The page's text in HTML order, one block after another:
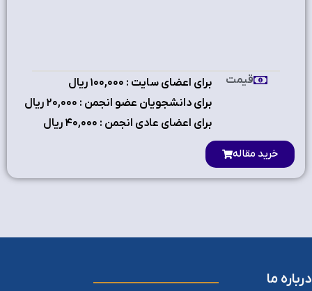
برای اعضای سایت : ۱٠٠,٠٠٠ ریال
برای دانشجویان عضو انجمن : ۲٠,٠٠٠ ریال
برای اعضای عادی انجمن : ۴٠,٠٠٠ ریال
قیمت
خرید مقاله
درباره ما